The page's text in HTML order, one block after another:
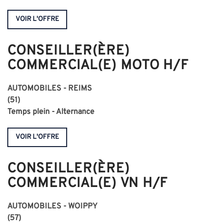
VOIR L'OFFRE
CONSEILLER(ÈRE)
COMMERCIAL(E) MOTO H/F
AUTOMOBILES - REIMS
(51)
Temps plein - Alternance
VOIR L'OFFRE
CONSEILLER(ÈRE)
COMMERCIAL(E) VN H/F
AUTOMOBILES - WOIPPY
(57)